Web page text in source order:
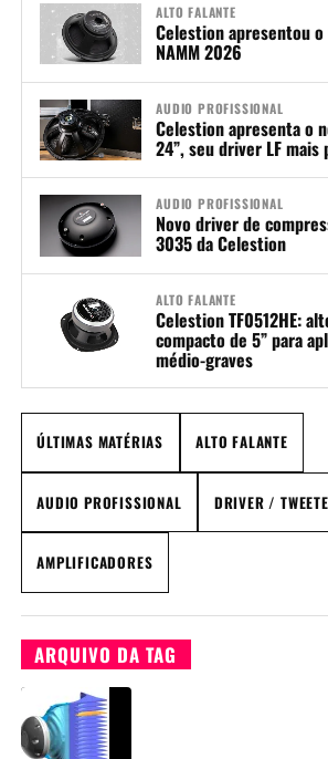
ALTO FALANTE
Celestion apresentou o
NAMM 2026
AUDIO PROFISSIONAL
Celestion apresenta o
24”, seu driver LF
AUDIO PROFISSIONAL
Novo driver de
3035 da Celestion
ALTO FALANTE
Celestion TF0512HE:
compacto de 5” para
médio-graves
ÚLTIMAS MATÉRIAS ALTO FALANTE
AUDIO PROFISSIONAL DRIVER /
AMPLIFICADORES
ARQUIVO DA TAG